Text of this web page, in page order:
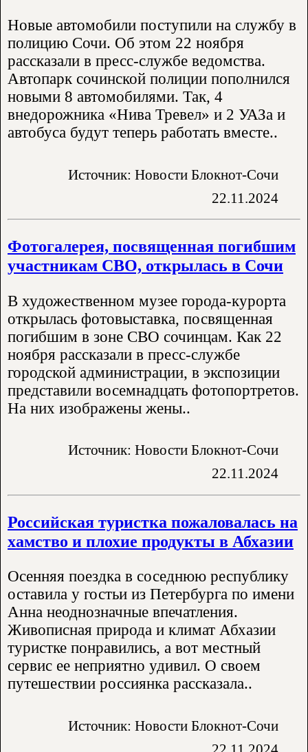
Новые автомобили поступили на службу в
полицию Сочи. Об этом 22 ноября
рассказали в пресс-службе ведомства.
Автопарк сочинской полиции пополнился
новыми 8 автомобилями. Так, 4
внедорожника «Нива Тревел» и 2 УАЗа и
автобуса будут теперь работать вместе..
Источник: Новости Блокнот-Сочи
22.11.2024
Фотогалерея, посвященная погибшим
участникам СВО, открылась в Сочи
В художественном музее города-курорта
открылась фотовыставка, посвященная
погибшим в зоне СВО сочинцам. Как 22
ноября рассказали в пресс-службе
городской администрации, в экспозиции
представили восемнадцать фотопортретов.
На них изображены жены..
Источник: Новости Блокнот-Сочи
22.11.2024
Российская туристка пожаловалась на
хамство и плохие продукты в Абхазии
Осенняя поездка в соседнюю республику
оставила у гостьи из Петербурга по имени
Анна неоднозначные впечатления.
Живописная природа и климат Абхазии
туристке понравились, а вот местный
сервис ее неприятно удивил. О своем
путешествии россиянка рассказала..
Источник: Новости Блокнот-Сочи